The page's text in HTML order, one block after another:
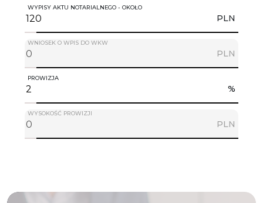
WYPISY AKTU NOTARIALNEGO - OKOŁO
PLN
WNIOSEK O WPIS DO WKW
PLN
PROWIZJA
%
WYSOKOŚĆ PROWIZJI
PLN